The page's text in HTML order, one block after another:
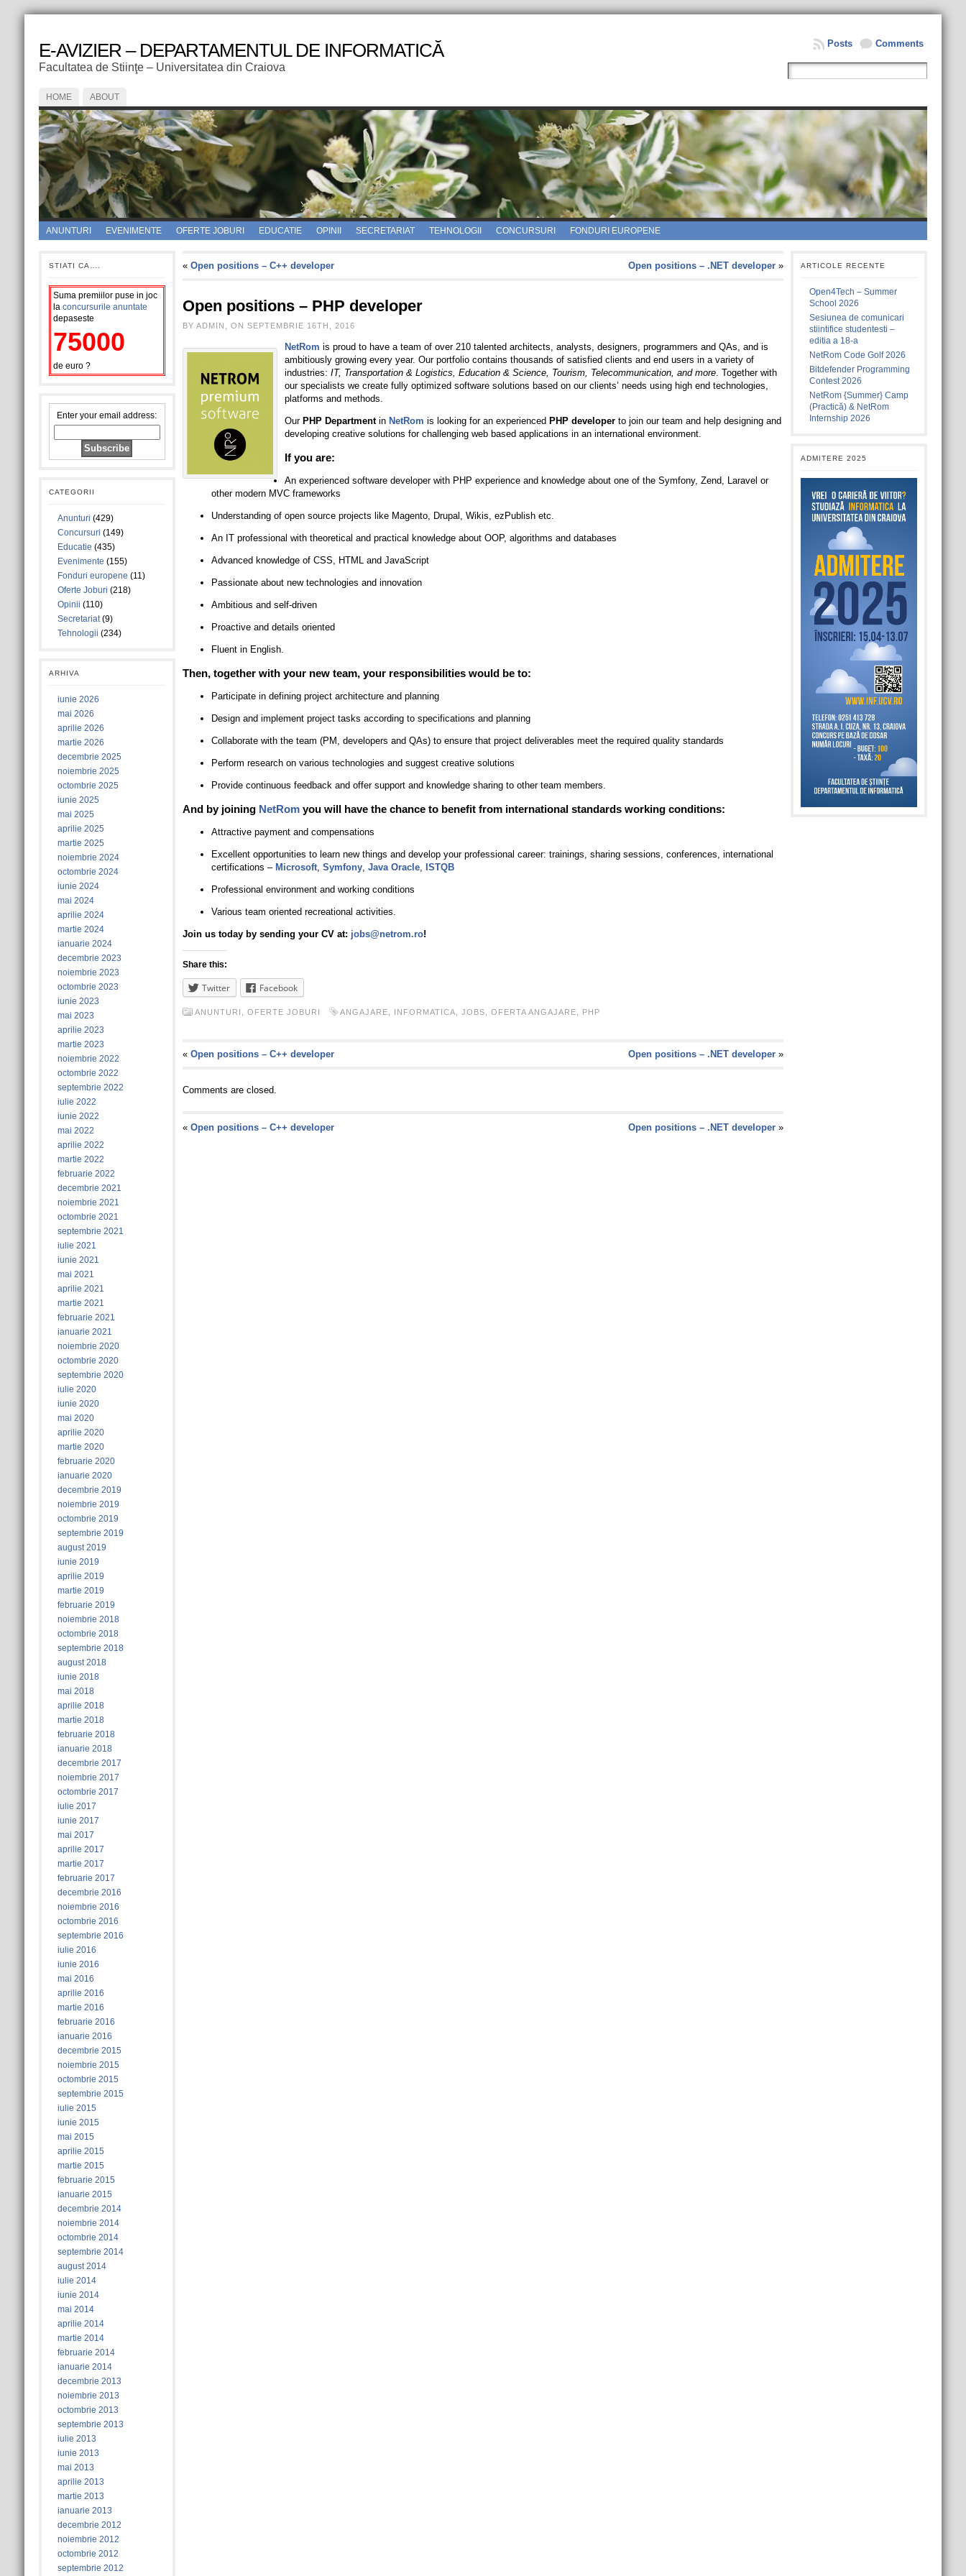
E-AVIZIER – DEPARTAMENTUL DE INFORMATICĂ
Facultatea de Stiinţe – Universitatea din Craiova
Comments
Posts
HOME ABOUT
ANUNTURI EVENIMENTE OFERTE JOBURI EDUCATIE OPINII SECRETARIAT TEHNOLOGII CONCURSURI FONDURI EUROPENE
STIATI CA….
Suma premiilor puse in joc
la concursurile anuntate
depaseste
75000
de euro ?
Enter your email address:
CATEGORII
Anunturi (429)
Concursuri (149)
Educatie (435)
Evenimente (155)
Fonduri europene (11)
Oferte Joburi (218)
Opinii (110)
Secretariat(9)
Tehnologii (234)
ARHIVA
iunie 2026
mai 2026
aprilie 2026
martie 2026
decembrie 2025
noiembrie 2025
octombrie 2025
iunie 2025
mai 2025
aprilie 2025
martie 2025
noiembrie 2024
octombrie 2024
iunie 2024
mai 2024
aprilie 2024
martie 2024
ianuarie 2024
decembrie 2023
noiembrie 2023
octombrie 2023
iunie 2023
mai 2023
aprilie 2023
martie 2023
noiembrie 2022
octombrie 2022
septembrie 2022
iulie 2022
iunie 2022
mai 2022
aprilie 2022
martie 2022
februarie 2022
decembrie 2021
noiembrie 2021
octombrie 2021
septembrie 2021
iulie 2021
iunie 2021
mai 2021
aprilie 2021
martie 2021
februarie 2021
ianuarie 2021
noiembrie 2020
octombrie 2020
septembrie 2020
iulie 2020
iunie 2020
mai 2020
aprilie 2020
martie 2020
februarie 2020
ianuarie 2020
decembrie 2019
noiembrie 2019
octombrie 2019
septembrie 2019
august 2019
iunie 2019
aprilie 2019
martie 2019
februarie 2019
noiembrie 2018
octombrie 2018
septembrie 2018
august 2018
iunie 2018
mai 2018
aprilie 2018
martie 2018
februarie 2018
ianuarie 2018
decembrie 2017
noiembrie 2017
octombrie 2017
iulie 2017
iunie 2017
mai 2017
aprilie 2017
martie 2017
februarie 2017
decembrie 2016
noiembrie 2016
octombrie 2016
septembrie 2016
iulie 2016
iunie 2016
mai 2016
aprilie 2016
martie 2016
februarie 2016
ianuarie 2016
decembrie 2015
noiembrie 2015
octombrie 2015
septembrie 2015
iulie 2015
iunie 2015
mai 2015
aprilie 2015
martie 2015
februarie 2015
ianuarie 2015
decembrie 2014
noiembrie 2014
octombrie 2014
septembrie 2014
august 2014
iulie 2014
iunie 2014
mai 2014
aprilie 2014
martie 2014
februarie 2014
ianuarie 2014
decembrie 2013
noiembrie 2013
octombrie 2013
septembrie 2013
iulie 2013
iunie 2013
mai 2013
aprilie 2013
martie 2013
ianuarie 2013
decembrie 2012
noiembrie 2012
octombrie 2012
septembrie 2012
« Open positions – C++ developer Open positions – .NET developer»
Open positions – PHP developer
BY ADMIN, ON SEPTEMBRIE 16TH, 2016
NetRom is proud to have a team of over 210 talented architects, analysts, designers, programmers and QAs, and is
ambitiously growing every year. Our portfolio contains thousands of satisfied clients and end users in a variety of
industries: IT, Transportation & Logistics, Education & Science, Tourism, Telecommunication, and more. Together with
our specialists we create fully optimized software solutions based on our clients’ needs using high end technologies,
platforms and methods.
Our PHP Departmentin NetRom is looking for an experienced PHP developerto join our team and help designing and
developing creative solutions for challenging web based applications in an international environment.
If you are:
An experienced software developer with PHP experience and knowledge about one of the Symfony, Zend, Laravel or
other modern MVC frameworks
Understanding of open source projects like Magento, Drupal, Wikis, ezPublish etc.
An IT professional with theoretical and practical knowledge about OOP, algorithms and databases
Advanced knowledge of CSS, HTML and JavaScript
Passionate about new technologies and innovation
Ambitious and self-driven
Proactive and details oriented
Fluent in English.
Then, together with your new team, your responsibilities would be to:
Participate in defining project architecture and planning
Design and implement project tasks according to specifications and planning
Collaborate with the team (PM, developers and QAs) to ensure that project deliverables meet the required quality standards
Perform research on various technologies and suggest creative solutions
Provide continuous feedback and offer support and knowledge sharing to other team members.
And by joining NetRomyou will have the chance to benefit from international standards working conditions:
Attractive payment and compensations
Excellent opportunities to learn new things and develop your professional career: trainings, sharing sessions, conferences, international
certifications – Microsoft, Symfony, Java Oracle, ISTQB
Professional environment and working conditions
Various team oriented recreational activities.
Join us today by sending your CV at: jobs@netrom.ro!
Share this:
Twitter Facebook
ANUNTURI OFERTE JOBURI ANGAJARE INFORMATICA JOBS OFERTA ANGAJARE PHP
« Open positions – C++ developer Open positions – .NET developer»
Comments are closed.
« Open positions – C++ developer Open positions – .NET developer»
ARTICOLE RECENTE
Open4Tech – Summer
School 2026
Sesiunea de comunicari
stiintifice studentesti –
editia a 18-a
NetRom Code Golf 2026
Bitdefender Programming
Contest 2026
NetRom {Summer} Camp
(Practică) & NetRom
Internship 2026
ADMITERE 2025